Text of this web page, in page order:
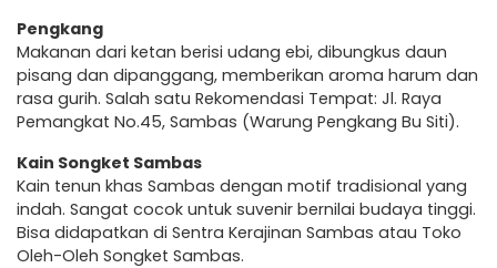
Pengkang
Makanan dari ketan berisi udang ebi, dibungkus daun
pisang dan dipanggang, memberikan aroma harum dan
rasa gurih. Salah satu Rekomendasi Tempat: Jl. Raya
Pemangkat No.45, Sambas (Warung Pengkang Bu Siti).
Kain Songket Sambas
Kain tenun khas Sambas dengan motif tradisional yang
indah. Sangat cocok untuk suvenir bernilai budaya tinggi.
Bisa didapatkan di Sentra Kerajinan Sambas atau Toko
Oleh-Oleh Songket Sambas.